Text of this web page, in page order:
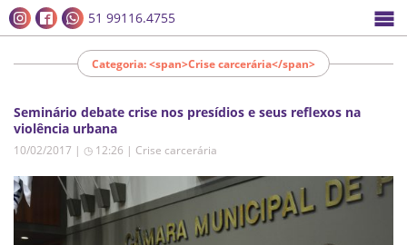
51 99116.4755
Categoria: <span>Crise carcerária</span>
Seminário debate crise nos presídios e seus reflexos na
violência urbana
10/02/2017 | ◷ 12:26 | Crise carcerária